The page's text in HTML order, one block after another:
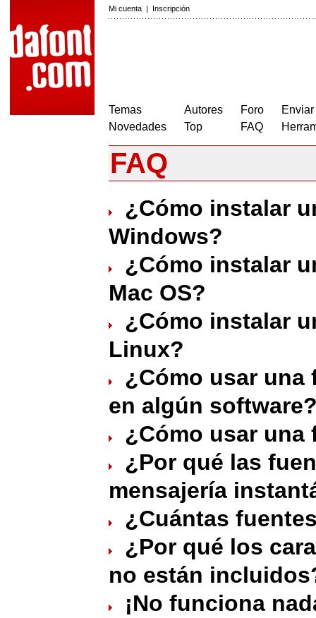
Mi cuenta | Inscripción
Temas
Novedades
Autores
Top
Foro
FAQ
FAQ
¿Cómo instalar
Windows?
¿Cómo instalar
Mac OS?
¿Cómo instalar
Linux?
¿Cómo usar una
en algún
¿Cómo usar una
¿Por qué las
mensajería
¿Cuántas
¿Por qué los
no están
¡No funciona